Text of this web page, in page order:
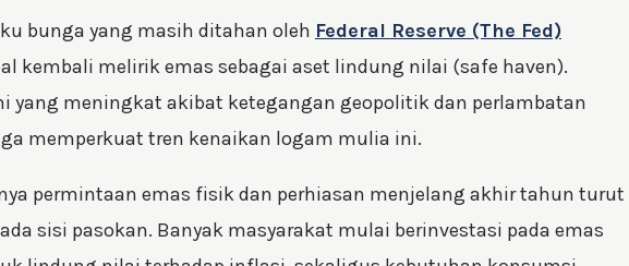
bunga yang masih ditahan oleh Federal Reserve (The Fed)
kembali melirik emas sebagai aset lindung nilai (safe haven).
yang meningkat akibat ketegangan geopolitik dan perlambatan
memperkuat tren kenaikan logam mulia ini.
permintaan emas fisik dan perhiasan menjelang akhir tahun turut
sisi pasokan. Banyak masyarakat mulai berinvestasi pada emas